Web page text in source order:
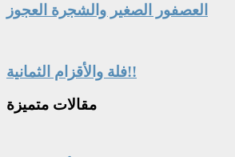
العصفور الصغير والشجرة العجوز
فلة والأقزام الثمانية!!
مقالات متميزة